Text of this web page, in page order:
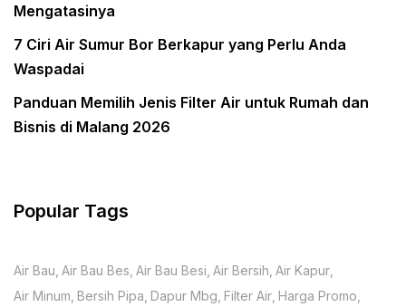
Mengatasinya
7 Ciri Air Sumur Bor Berkapur yang Perlu Anda
Waspadai
Panduan Memilih Jenis Filter Air untuk Rumah dan
Bisnis di Malang 2026
Popular Tags
Air Bau Air Bau Bes Air Bau Besi Air Bersih Air Kapur
Air Minum Bersih Pipa Dapur Mbg Filter Air Harga Promo